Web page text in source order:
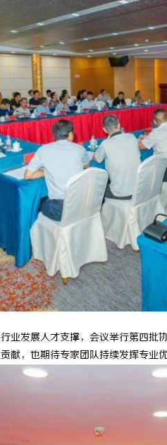
业发展人才支撑，会议举行第四
献，也期待专家团队持续发挥专业